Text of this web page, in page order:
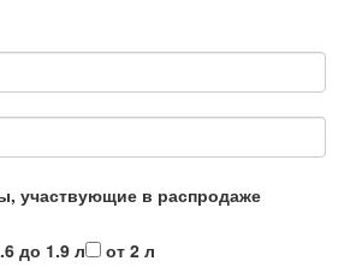
участвующие в распродаже
до 1.9 л
от 2 л